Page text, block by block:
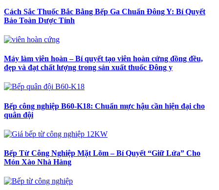
Cách Sắc Thuốc Bắc Bằng Bếp Ga Chuẩn Đông Y: Bí Quyết
Bảo Toàn Dược Tính
Máy làm viên hoàn – Bí quyết tạo viên hoàn cứng đồng đều,
đẹp và đạt chất lượng trong sản xuất thuốc Đông y
Bếp công nghiệp B60-K18: Chuẩn mực hậu cần hiện đại cho
quân đội
Bếp Từ Công Nghiệp Mặt Lõm – Bí Quyết “Giữ Lửa” Cho
Món Xào Nhà Hàng